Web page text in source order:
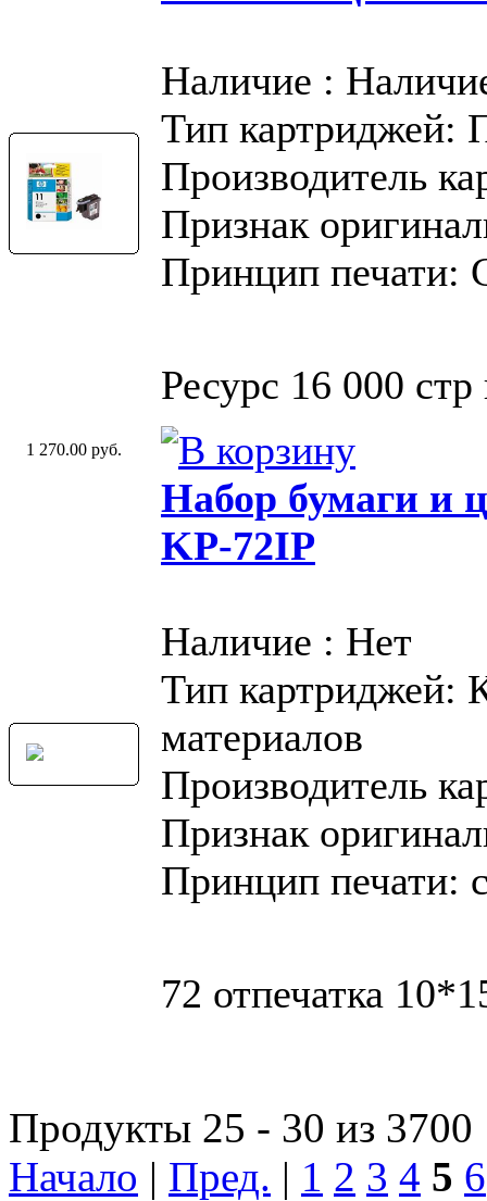
Наличие :
Тип картриджей:
Производитель
Признак
Принцип печати:
Ресурс 16 000
1 270.00 руб.
Набор бумаги и
KP-72IP
Наличие : Нет
Тип картриджей:
материалов
Производитель
Признак
Принцип печати:
72 отпечатка
Продукты 25 - 30 из 3700
Начало | Пред. | 1 2 3 4 5 6